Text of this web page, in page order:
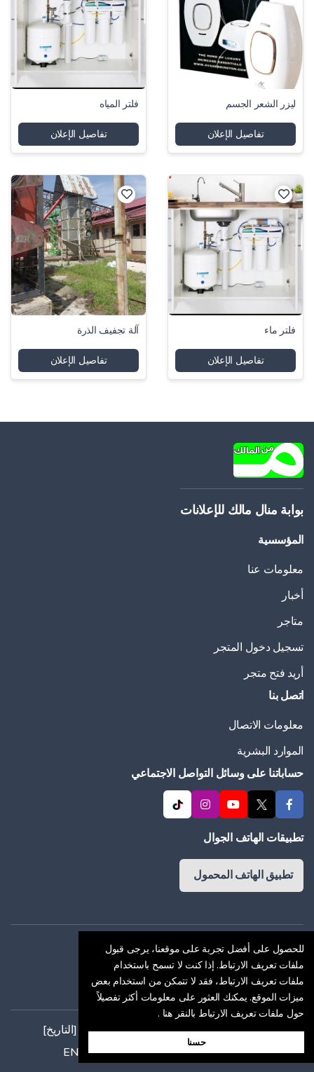
للحصول على أفضل تجربة على موقعنا، يرجى قبول
ملفات تعريف الارتباط. إذا كنت لا تسمح باستخدام
ملفات تعريف الارتباط، فقد لا تتمكن من استخدام بعض
ميزات الموقع. يمكنك العثور على معلومات أكثر تفصيلاً
حول ملفات تعريف الارتباط بالنقر هنا .
حسنا
ليزر الشعر الجسم
تفاصيل الإعلان
فلتر المياه
تفاصيل الإعلان
فلتر ماء
تفاصيل الإعلان
آلة تجفيف الذرة
تفاصيل الإعلان
بوابة منال مالك للإعلانات
المؤسسية
معلومات عنا
أخبار
متاجر
تسجيل دخول المتجر
أريد فتح متجر
اتصل بنا
معلومات الاتصال
الموارد البشرية
حساباتنا على وسائل التواصل الاجتماعي
تطبيقات الهاتف الجوال
تطبيق الهاتف المحمول
اتفاقية العضوية
سياسة ملفات الارتباط
اتفاق السرية
كل الحقوق محفوظة. حقوق الطبع والنشر © [التاريخ]
تم إنشاء هذا الموقع باستخدامENTRANET